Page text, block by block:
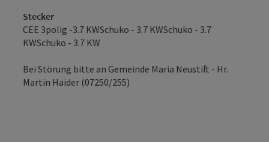
Stecker
CEE 3polig -3.7 KWSchuko - 3.7 KWSchuko - 3.7
KWSchuko - 3.7 KW
Bei Störung bitte an Gemeinde Maria Neustift - Hr.
Martin Haider (07250/255)